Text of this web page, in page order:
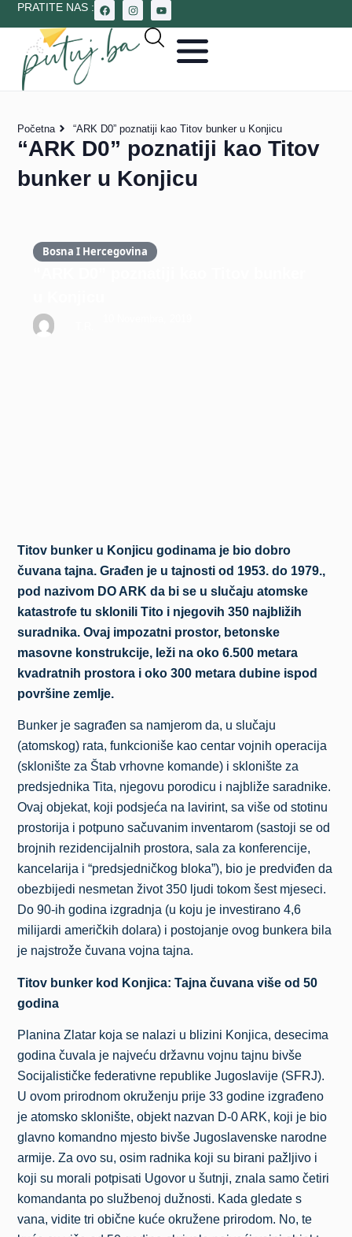
PRATITE NAS :
Početna “ARK D0” poznatiji kao Titov bunker u Konjicu
“ARK D0” poznatiji kao Titov
bunker u Konjicu
Bosna I Hercegovina
Titov bunker u Konjicu godinama je bio dobro
čuvana tajna. Građen je u tajnosti od 1953. do 1979.,
pod nazivom DO ARK da bi se u slučaju atomske
katastrofe tu sklonili Tito i njegovih 350 najbližih
suradnika. Ovaj impozatni prostor, betonske
masovne konstrukcije, leži na oko 6.500 metara
kvadratnih prostora i oko 300 metara dubine ispod
površine zemlje.
Bunker je sagrađen sa namjerom da, u slučaju
(atomskog) rata, funkcioniše kao centar vojnih operacija
(sklonište za Štab vrhovne komande) i sklonište za
predsjednika Tita, njegovu porodicu i najbliže saradnike.
Ovaj objekat, koji podsjeća na lavirint, sa više od stotinu
prostorija i potpuno sačuvanim inventarom (sastoji se od
brojnih rezidencijalnih prostora, sala za konferencije,
kancelarija i “predsjedničkog bloka”), bio je predviđen da
obezbijedi nesmetan život 350 ljudi tokom šest mjeseci.
Do 90-ih godina izgradnja (u koju je investirano 4,6
milijardi američkih dolara) i postojanje ovog bunkera bila
je najstrože čuvana vojna tajna.
Titov bunker kod Konjica: Tajna čuvana više od 50
godina
Planina Zlatar koja se nalazi u blizini Konjica, desecima
godina čuvala je najveću državnu vojnu tajnu bivše
Socijalističke federativne republike Jugoslavije (SFRJ).
U ovom prirodnom okruženju prije 33 godine izgrađeno
je atomsko sklonište, objekt nazvan D-0 ARK, koji je bio
glavno komandno mjesto bivše Jugoslavenske narodne
armije. Za ovo su, osim radnika koji su birani pažljivo i
koji su morali potpisati Ugovor u šutnji, znala samo četiri
komandanta po službenoj dužnosti. Kada gledate s
vana, vidite tri obične kuće okružene prirodom. No, te